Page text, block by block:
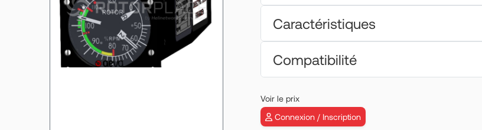
Caractéristiques
Compatibilité
Voir le prix
Connexion / Inscription